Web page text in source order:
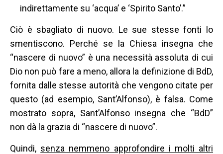
indirettamente su ‘acqua’ e ‘Spirito Santo’.”
Ciò è sbagliato di nuovo. Le sue stesse fonti lo
smentiscono. Perché se la Chiesa insegna che
“nascere di nuovo” è una necessità assoluta di cui
Dio non può fare a meno, allora la definizione di BdD,
fornita dalle stesse autorità che vengono citate per
questo (ad esempio, Sant’Alfonso), è falsa. Come
mostrato sopra, Sant’Alfonso insegna che “BdD”
non dà la grazia di “nascere di nuovo”.
Quindi, senza nemmeno approfondire i molti altri